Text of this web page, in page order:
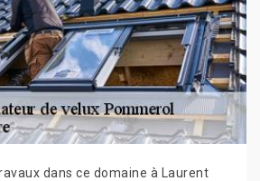
dans ce domaine à Laurent